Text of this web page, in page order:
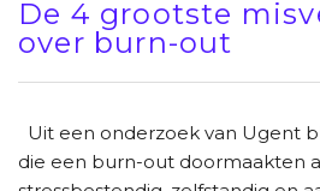
De 4 grootste
over burn-out
Uit een onderzoek van Ugent
die een burn-out doormaakten